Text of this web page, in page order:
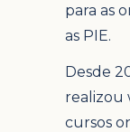
para as
as PIE.
Desde
realizou
cursos